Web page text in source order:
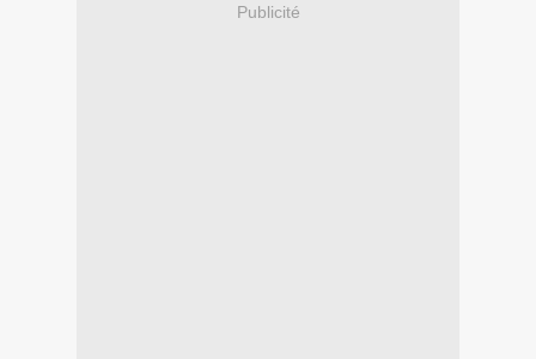
Publicité